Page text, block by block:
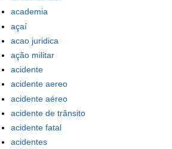
academia
açaí
acao juridica
ação militar
acidente
acidente aereo
acidente aéreo
acidente de trânsito
acidente fatal
acidentes